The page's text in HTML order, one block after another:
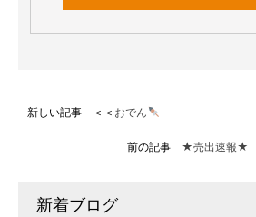
新しい記事 ＜＜ おでん
前の記事 ★売出速報★
新着ブログ